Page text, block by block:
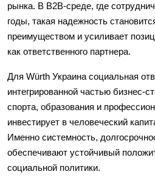
рынка. В B2B-среде, где
годы, такая надежность
преимуществом и усиливает
как ответственного партнера.
Для Würth Украина социальная
интегрированной частью бизнес-
спорта, образования и
инвестирует в человеческий
Именно системность,
обеспечивают устойчивый
социальной политики.